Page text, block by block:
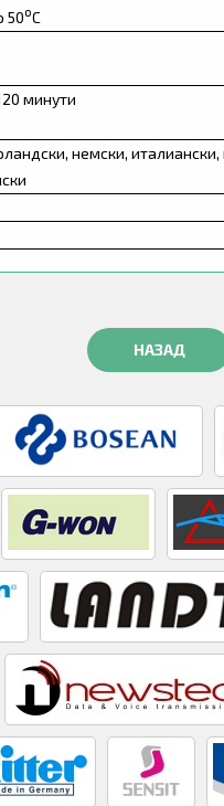
50оС
минути
немски,
НАЗАД